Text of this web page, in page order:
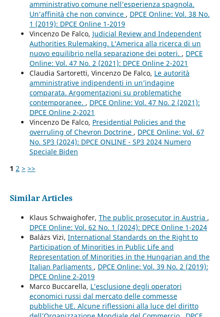
amministrativo comune nell’esperienza spagnola.
Un’affinità che non convince , DPCE Online: Vol. 38 No.
1 (2019): DPCE Online 1-2019
Vincenzo De Falco, Judicial Review and Independent
Authorities Rulemaking. L’America alla ricerca di un
nuovo equilibrio nella separazione dei poteri. , DPCE
Online: Vol. 47 No. 2 (2021): DPCE Online 2-2021
Claudia Sartoretti, Vincenzo De Falco, Le autorità
amministrative indipendenti in un’indagine
comparata. Argomentazioni su problematiche
contemporanee. , DPCE Online: Vol. 47 No. 2 (2021):
DPCE Online 2-2021
Vincenzo De Falco, Presidential Policies and the
overruling of Chevron Doctrine , DPCE Online: Vol. 67
No. SP3 (2024): DPCE ONLINE - SP3 2024 Numero
Speciale Biden
1 2 > >>
Similar Articles
Klaus Schwaighofer, The public prosecutor in Austria ,
DPCE Online: Vol. 62 No. 1 (2024): DPCE Online 1-2024
Balázs Vizi, International Standards on the Right to
Participation of Minorities in Public Life and
Representation of Minorities in the Hungarian and the
Italian Parliaments , DPCE Online: Vol. 39 No. 2 (2019):
DPCE Online 2-2019
Marco Buccarella, L’esclusione degli operatori
economici russi dal mercato delle commesse
pubbliche UE. Alcune riflessioni alla luce del diritto